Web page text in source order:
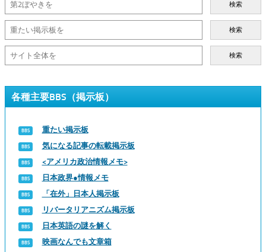
検索
検索
検索
各種主要BBS（掲示板）
重たい掲示板
気になる記事の転載掲示板
<アメリカ政治情報メモ>
日本政界●情報メモ
「在外」日本人掲示板
リバータリアニズム掲示板
日本英語の謎を解く
映画なんでも文章箱